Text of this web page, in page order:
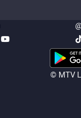
© MTV